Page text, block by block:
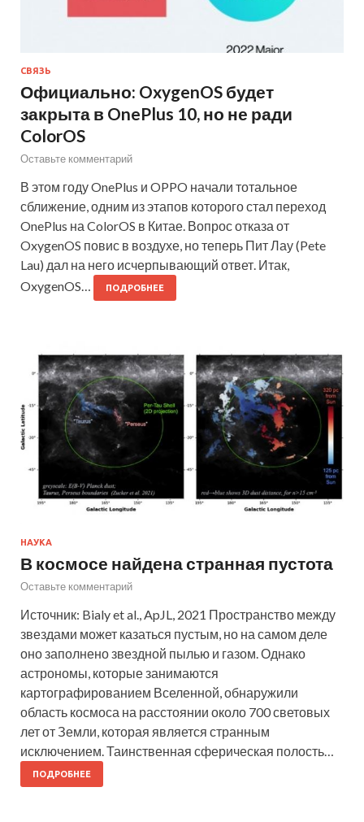
СВЯЗЬ
Официально: OxygenOS будет
закрыта в OnePlus 10, но не ради
ColorOS
Оставьте комментарий
В этом году OnePlus и OPPO начали тотальное
сближение, одним из этапов которого стал переход
OnePlus на ColorOS в Китае. Вопрос отказа от
OxygenOS повис в воздухе, но теперь Пит Лау (Pete
Lau) дал на него исчерпывающий ответ. Итак,
OxygenOS…
ПОДРОБНЕЕ
НАУКА
В космосе найдена странная пустота
Оставьте комментарий
Источник: Bialy et al., ApJL, 2021 Пространство между
звездами может казаться пустым, но на самом деле
оно заполнено звездной пылью и газом. Однако
астрономы, которые занимаются
картографированием Вселенной, обнаружили
область космоса на расстоянии около 700 световых
лет от Земли, которая является странным
исключением. Таинственная сферическая полость…
ПОДРОБНЕЕ